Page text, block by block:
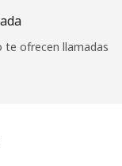
te ofrecen llamadas